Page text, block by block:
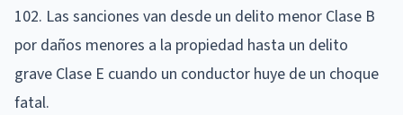
102. Las sanciones van desde un delito menor Clase B
por daños menores a la propiedad hasta un delito
grave Clase E cuando un conductor huye de un choque
fatal.